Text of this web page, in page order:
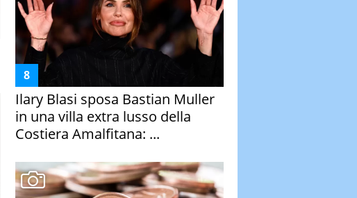
Ilary Blasi sposa Bastian Muller
in una villa extra lusso della
Costiera Amalfitana: ...